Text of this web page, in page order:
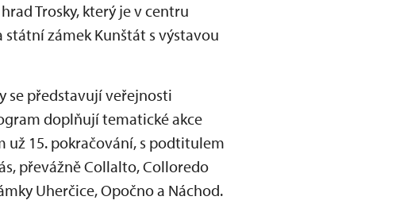
Trosky, který je v centru
zámek Kunštát s výstavou
se představují veřejnosti
doplňují tematické akce
už 15. pokračování, s podtitulem
převážně Collalto, Colloredo
Uherčice, Opočno a Náchod.